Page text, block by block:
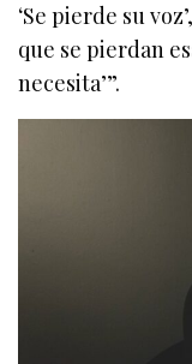
‘Se pierde su
que se pierdan
necesita’”.